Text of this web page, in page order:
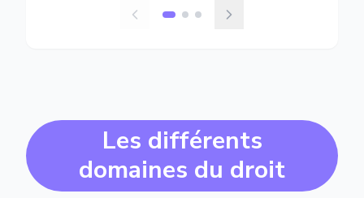
Les différents
domaines du droit